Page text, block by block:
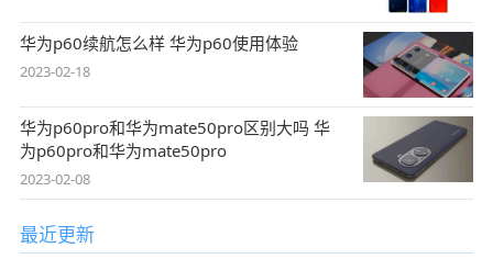
华为p60续航怎么样 华为p60使用体验
2023-02-18
华为p60pro和华为mate50pro区别大吗 华
为p60pro和华为mate50pro
2023-02-08
最近更新